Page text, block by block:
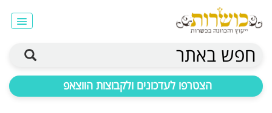
חפש באתר
הצטרפו לעדכונים ולקבוצות הווצאפ